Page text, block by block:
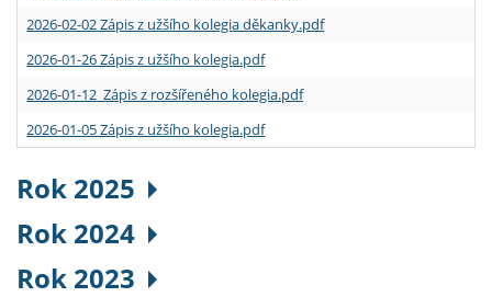
2026-02-02 Zápis z užšího kolegia děkanky.pdf
2026-01-26 Zápis z užšího kolegia.pdf
2026-01-12 Zápis z rozšířeného kolegia.pdf
2026-01-05 Zápis z užšího kolegia.pdf
Rok 2025
Rok 2024
Rok 2023